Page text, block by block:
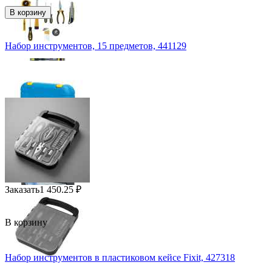
В корзину
Набор инструментов, 15 предметов, 441129
Заказать1 450.25 ₽
В корзину
Набор инструментов в пластиковом кейсе Fixit, 427318